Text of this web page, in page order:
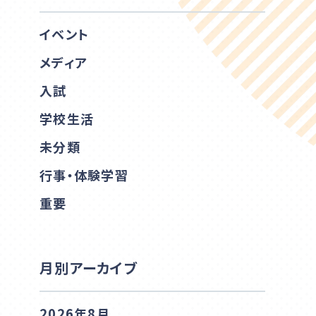
イベント
メディア
入試
学校生活
未分類
行事・体験学習
重要
月別アーカイブ